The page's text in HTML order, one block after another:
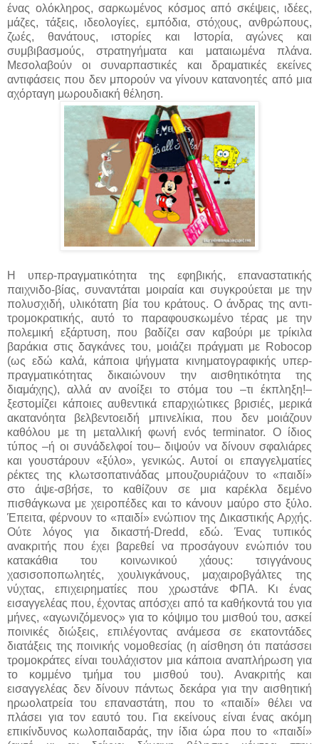
ένας ολόκληρος, σαρκωμένος κόσμος από σκέψεις, ιδέες,
μάζες, τάξεις, ιδεολογίες, εμπόδια, στόχους, ανθρώπους,
ζωές, θανάτους, ιστορίες και Ιστορία, αγώνες και
συμβιβασμούς, στρατηγήματα και ματαιωμένα πλάνα.
Μεσολαβούν οι συναρπαστικές και δραματικές εκείνες
αντιφάσεις που δεν μπορούν να γίνουν κατανοητές από μια
αχόρταγη μωρουδιακή θέληση.
Η υπερ-πραγματικότητα της εφηβικής, επαναστατικής
παιχνιδο-βίας, συναντάται μοιραία και συγκρούεται με την
πολυσχιδή, υλικότατη βία του κράτους. Ο άνδρας της αντι-
τρομοκρατικής, αυτό το παραφουσκωμένο τέρας με την
πολεμική εξάρτυση, που βαδίζει σαν καβούρι με τρίκιλα
βαράκια στις δαγκάνες του, μοιάζει πράγματι με Robocop
(ως εδώ καλά, κάποια ψήγματα κινηματογραφικής υπερ-
πραγματικότητας δικαιώνουν την αισθητικότητα της
διαμάχης), αλλά αν ανοίξει το στόμα του –τι έκπληξη!–
ξεστομίζει κάποιες αυθεντικά επαρχιώτικες βρισιές, μερικά
ακατανόητα βελβεντοειδή μπινελίκια, που δεν μοιάζουν
καθόλου με τη μεταλλική φωνή ενός terminator. Ο ίδιος
τύπος –ή οι συνάδελφοί του– διψούν να δίνουν σφαλιάρες
και γουστάρουν «ξύλο», γενικώς. Αυτοί οι επαγγελματίες
ρέκτες της κλωτσοπατινάδας μπουζουριάζουν το «παιδί»
στο άψε-σβήσε, το καθίζουν σε μια καρέκλα δεμένο
πισθάγκωνα με χειροπέδες και το κάνουν μαύρο στο ξύλο.
Έπειτα, φέρνουν το «παιδί» ενώπιον της Δικαστικής Αρχής.
Ούτε λόγος για δικαστή-Dredd, εδώ. Ένας τυπικός
ανακριτής που έχει βαρεθεί να προσάγουν ενώπιόν του
κατακάθια του κοινωνικού χάους: τσιγγάνους
χασισοποπωλητές, χουλιγκάνους, μαχαιροβγάλτες της
νύχτας, επιχειρηματίες που χρωστάνε ΦΠΑ. Κι ένας
εισαγγελέας που, έχοντας απόσχει από τα καθήκοντά του για
μήνες, «αγωνιζόμενος» για το κόψιμο του μισθού του, ασκεί
ποινικές διώξεις, επιλέγοντας ανάμεσα σε εκατοντάδες
διατάξεις της ποινικής νομοθεσίας (η αίσθηση ότι πατάσσει
τρομοκράτες είναι τουλάχιστον μια κάποια αναπλήρωση για
το κομμένο τμήμα του μισθού του). Ανακριτής και
εισαγγελέας δεν δίνουν πάντως δεκάρα για την αισθητική
ηρωολατρεία του επαναστάτη, που το «παιδί» θέλει να
πλάσει για τον εαυτό του. Για εκείνους είναι ένας ακόμη
επικίνδυνος κωλοπαιδαράς, την ίδια ώρα που το «παιδί»